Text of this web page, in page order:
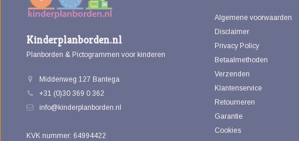
Kinderplanborden.nl
Planborden & Pictogrammen voor kinderen
Middenweg 127 Bantega
+31 (0)30 369 0 362
info@kinderplanborden.nl
KVK nummer: 64994422
Algemene voorwaarden
Disclaimer
Privacy Policy
Betaalmethoden
Verzenden
Klantenservice
Retourneren
Garantie
Cookies